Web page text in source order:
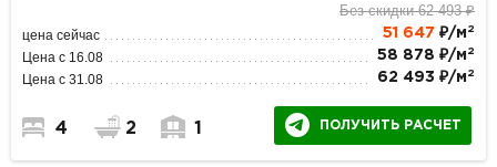
Без скидки 62 493 ₽
цена сейчас 51 647 ₽/м 2
Цена с 16.08 58 878 ₽/м 2
Цена с 31.08 62 493 ₽/м 2
4 2 1 ПОЛУЧИТЬ РАСЧЕТ